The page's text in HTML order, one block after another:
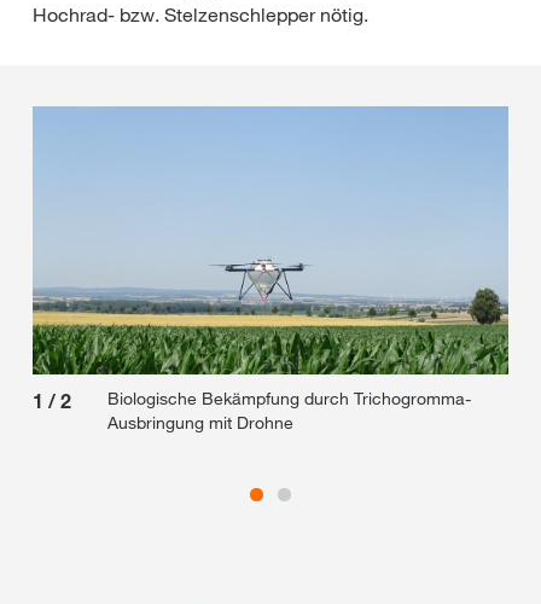
Hochrad- bzw. Stelzenschlepper nötig.
1 / 2
Biologische Bekämpfung durch Trichogromma-
Ausbringung mit Drohne